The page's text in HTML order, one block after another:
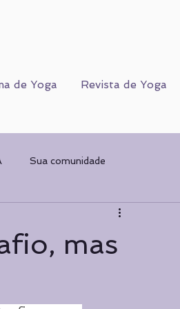
de Yoga Revista de Yoga
Sua comunidade
WORKSHOPS
mas